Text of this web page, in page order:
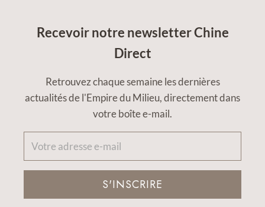
Recevoir notre newsletter Chine
Direct
Retrouvez chaque semaine les dernières
actualités de l'Empire du Milieu, directement dans
votre boîte e-mail.
S'INSCRIRE